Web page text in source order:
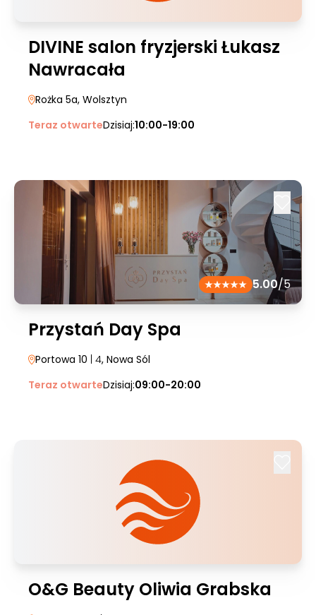
DIVINE salon fryzjerski Łukasz
Nawracała
Rożka 5a, Wolsztyn
Teraz otwarteDzisiaj:10:00-19:00
5.00/5
Przystań Day Spa
Portowa 10 | 4, Nowa Sól
Teraz otwarteDzisiaj:09:00-20:00
O&G Beauty Oliwia Grabska